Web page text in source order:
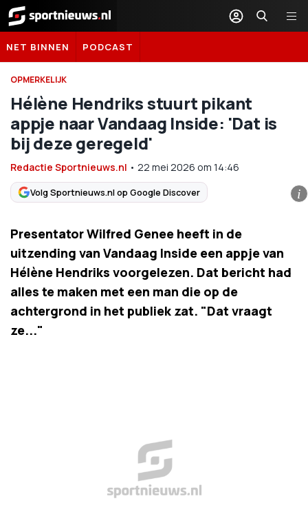
Sportnieuws.nl
NET BINNEN PODCAST
OPMERKELIJK
Hélène Hendriks stuurt pikant
appje naar Vandaag Inside: 'Dat is
bij deze geregeld'
Redactie Sportnieuws.nl • 22 mei 2026 om 14:46
Volg Sportnieuws.nl op Google Discover i
Presentator Wilfred Genee heeft in de
uitzending van Vandaag Inside een appje van
Hélène Hendriks voorgelezen. Dat bericht had
alles te maken met een man die op de
achtergrond in het publiek zat. "Dat vraagt
ze..."